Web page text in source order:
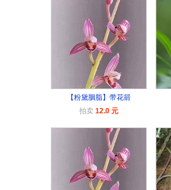
【粉黛胭脂】带花箭
拍卖 12.0 元